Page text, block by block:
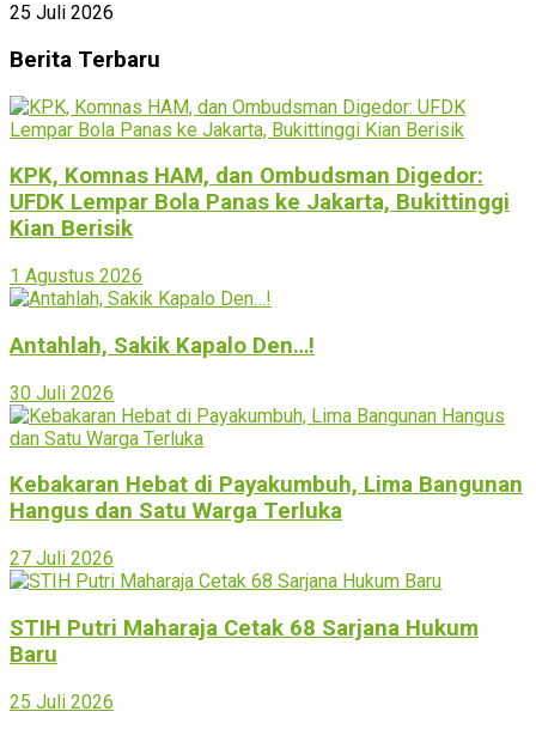
25 Juli 2026
Berita Terbaru
KPK, Komnas HAM, dan Ombudsman Digedor:
UFDK Lempar Bola Panas ke Jakarta, Bukittinggi
Kian Berisik
1 Agustus 2026
Antahlah, Sakik Kapalo Den…!
30 Juli 2026
Kebakaran Hebat di Payakumbuh, Lima Bangunan
Hangus dan Satu Warga Terluka
27 Juli 2026
STIH Putri Maharaja Cetak 68 Sarjana Hukum
Baru
25 Juli 2026